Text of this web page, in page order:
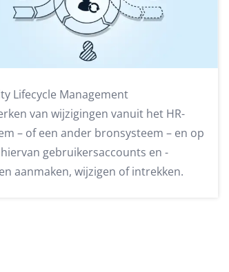
Lifecycle Management
van wijzigingen vanuit het HR-
– of een ander bronsysteem – en op
gebruikersaccounts en -
aanmaken, wijzigen of intrekken.